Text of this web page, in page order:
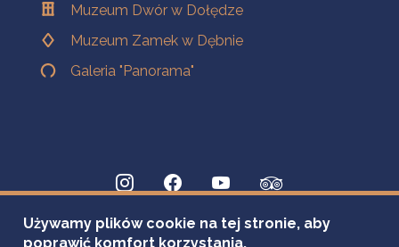
Muzeum Dwór w Dołędze
Muzeum Zamek w Dębnie
Galeria "Panorama"
Używamy plików cookie na tej stronie, aby
poprawić komfort korzystania.